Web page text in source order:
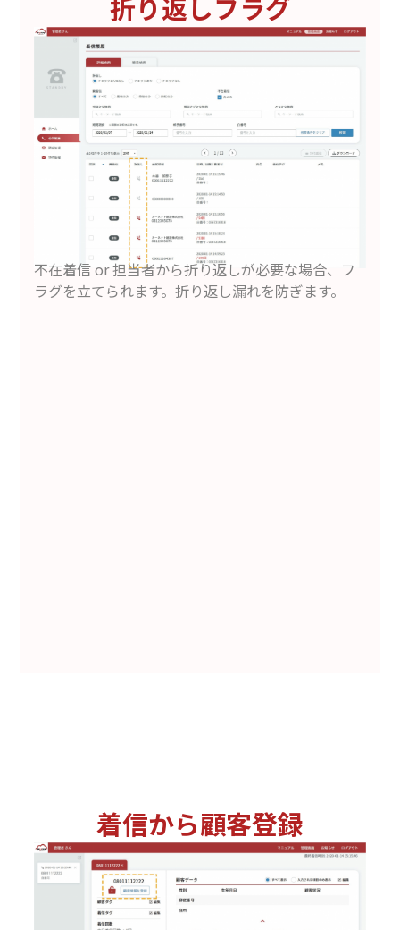
不在着信 or 担当者から折り返しが必要な場合、フ
ラグを立てられます。折り返し漏れを防ぎます。
着信から顧客登録